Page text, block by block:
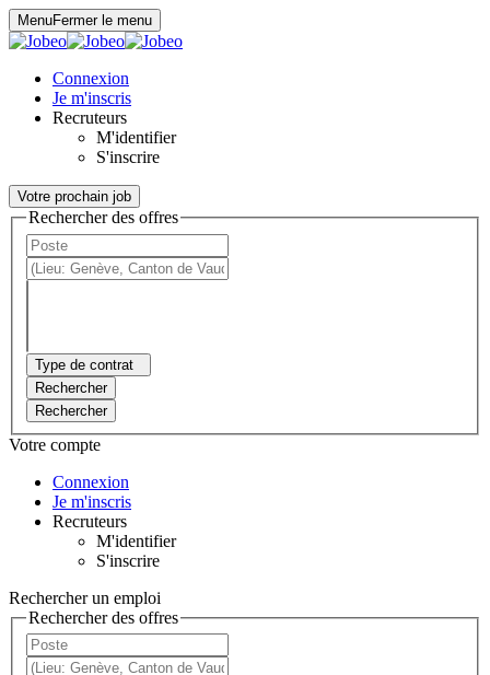
MenuFermer le menu
Connexion
Je m'inscris
Recruteurs
M'identifier
S'inscrire
Votre prochain job
Rechercher des offres
Type de contrat
Rechercher
Rechercher
Votre compte
Connexion
Je m'inscris
Recruteurs
M'identifier
S'inscrire
Rechercher un emploi
Rechercher des offres
Panneau de gestion des cookies